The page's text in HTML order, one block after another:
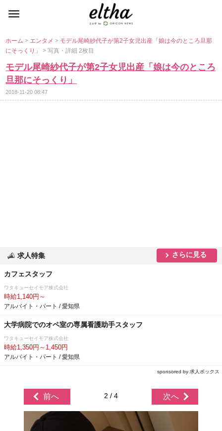
ホーム> エンタメ> モデル尾崎紗代子が第2子女児出産「娘は今のところ旦那
にそっくり」> 写真・詳細 2枚目
モデル尾崎紗代子が第2子女児出産「娘は今のところ
旦那にそっくり」
2018-11-20 08:47
求人特集 さらに見る
カフェスタッフ
ワタキューセイモア株式会社
時給1,140円～
アルバイト・パート / 愛知県
大学病院でのオペ室の専属看護助手スタッフ
ワタキューセイモア株式会社
時給1,350円～1,450円
アルバイト・パート / 愛知県
sponsored by 求人ボックス
前へ 2 / 4 次へ